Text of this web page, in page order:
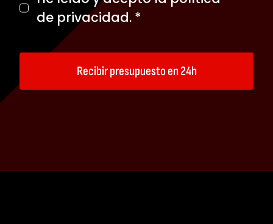
de privacidad. *
Recibir presupuesto en 24h